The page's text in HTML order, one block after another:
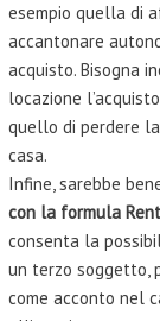
esempio quella di
accantonare
acquisto. Bisogna
locazione
quello di perdere
casa.
Infine, sarebbe
con la formula
consenta la
un terzo soggetto,
come acconto nel